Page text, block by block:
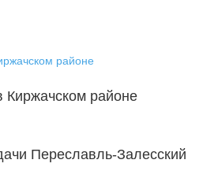
Киржачском районе
Переславль-Залесский